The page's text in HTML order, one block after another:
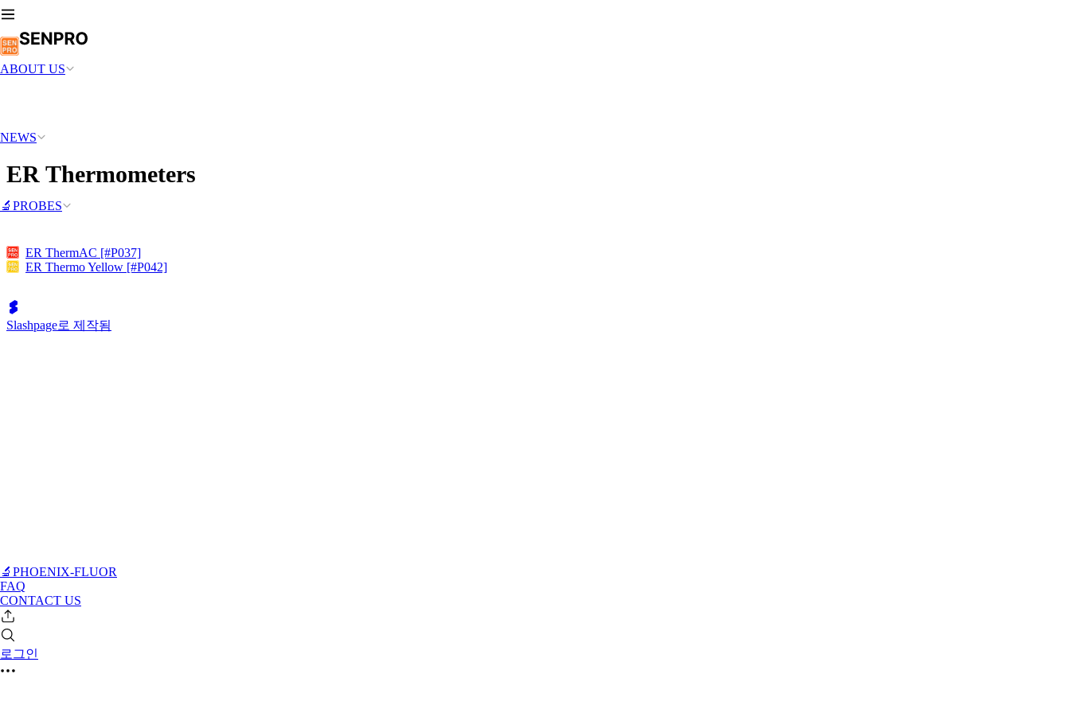
ABOUT US
NEWS
🔬PROBES
🔬PHOENIX-FLUOR
FAQ
CONTACT US
로그인
ER Thermometers
ER ThermAC [#P037]
ER Thermo Yellow [#P042]
Slashpage로 제작됨